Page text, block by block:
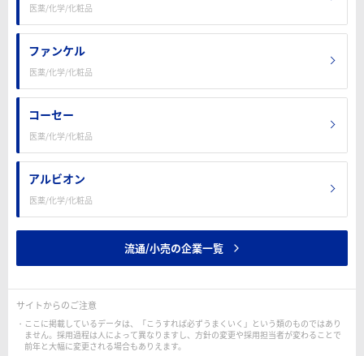
医薬/化学/化粧品
ファンケル
医薬/化学/化粧品
コーセー
医薬/化学/化粧品
アルビオン
医薬/化学/化粧品
流通/小売の企業一覧
サイトからのご注意
ここに掲載しているデータは、「こうすれば必ずうまくいく」という類のものではあり
ません。採用過程は人によって異なりますし、方針の変更や採用担当者が変わることで
前年と大幅に変更される場合もありえます。